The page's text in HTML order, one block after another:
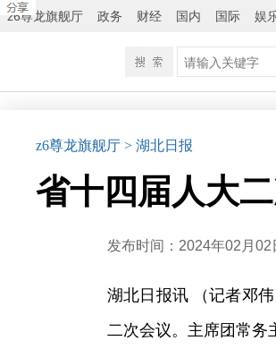
z6尊龙旗舰厅 政务 财经 国内 国际 娱
z6尊龙旗舰厅 > 湖北日报
省十四届人大
发布时间：2024年02月02
湖北日报讯 （记者邓
二次会议。主席团常务